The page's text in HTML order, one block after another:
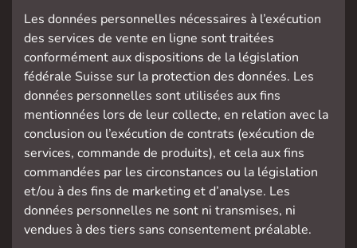
Les données personnelles nécessaires à l’exécution
des services de vente en ligne sont traitées
conformément aux dispositions de la législation
fédérale Suisse sur la protection des données. Les
données personnelles sont utilisées aux fins
mentionnées lors de leur collecte, en relation avec la
conclusion ou l’exécution de contrats (exécution de
services, commande de produits), et cela aux fins
commandées par les circonstances ou la législation
et/ou à des fins de marketing et d’analyse. Les
données personnelles ne sont ni transmises, ni
vendues à des tiers sans consentement préalable.